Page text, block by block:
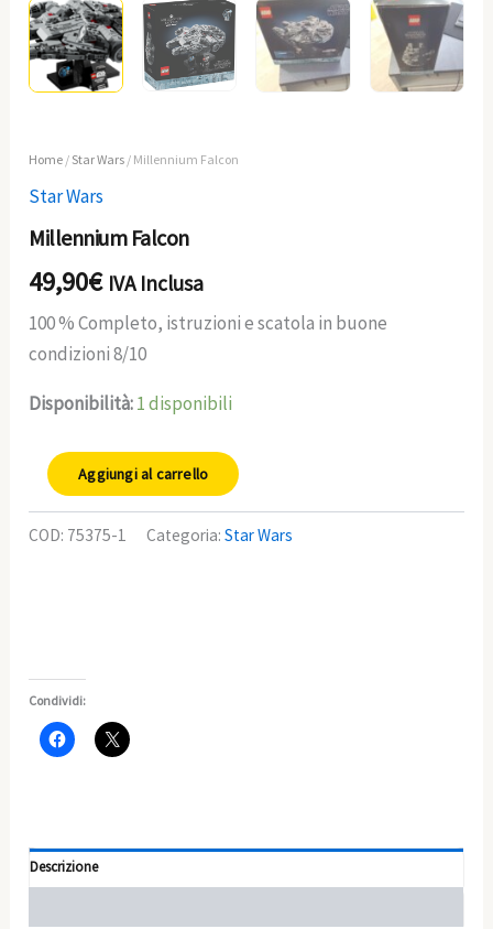
Home / Star Wars / Millennium Falcon
Star Wars
Millennium Falcon
49,90€ IVA Inclusa
100 % Completo, istruzioni e scatola in buone
condizioni 8/10
Disponibilità:1 disponibili
Aggiungi al carrello
COD: 75375-1 Categoria:Star Wars
Condividi:
Descrizione